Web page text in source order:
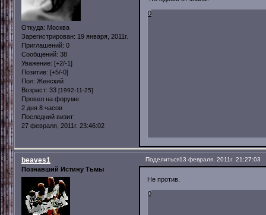
Откуда: Москва
Зарегистрирован: 19 января, 2011г.
Приглашений: 0
Сообщений: 38
Уважение: [+2/-1]
Позитив: [+5/-0]
Пол: Женский
Возраст: 33 [1992-11-25]
Провел на форуме:
2 дня 8 часов
Последний визит:
27 февраля, 2011г. 23:46:02
0
Поделиться13 февраля, 2011г. 21:27:03
beaves1
Познавший Истину Тьмы
Не против.
0